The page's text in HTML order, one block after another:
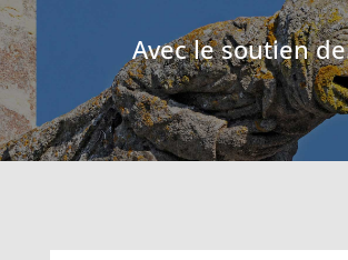
Avec le soutien